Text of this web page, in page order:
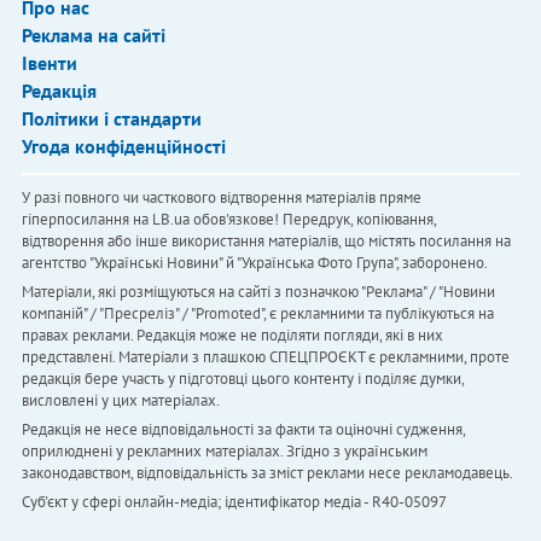
Про нас
Реклама на сайті
Івенти
Редакція
Політики і стандарти
Угода конфіденційності
У разі повного чи часткового відтворення матеріалів пряме
гіперпосилання на LB.ua обов'язкове! Передрук, копіювання,
відтворення або інше використання матеріалів, що містять посилання на
агентство "Українськi Новини" й "Українська Фото Група", заборонено.
Матеріали, які розміщуються на сайті з позначкою "Реклама" / "Новини
компаній" / "Пресреліз" / "Promoted", є рекламними та публікуються на
правах реклами. Редакція може не поділяти погляди, які в них
представлені. Матеріали з плашкою СПЕЦПРОЄКТ є рекламними, проте
редакція бере участь у підготовці цього контенту і поділяє думки,
висловлені у цих матеріалах.
Редакція не несе відповідальності за факти та оціночні судження,
оприлюднені у рекламних матеріалах. Згідно з українським
законодавством, відповідальність за зміст реклами несе рекламодавець.
Cуб'єкт у сфері онлайн-медіа; ідентифікатор медіа - R40-05097